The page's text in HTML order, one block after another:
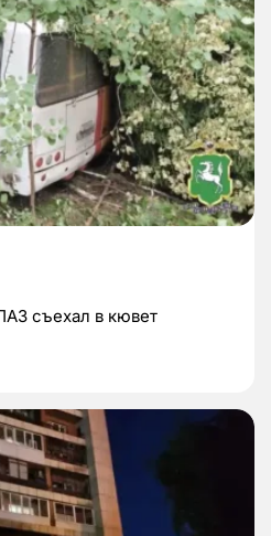
съехал в кювет